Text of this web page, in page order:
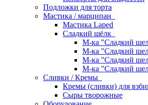
Подложки для торта
Мастика / марципан
Мастика Laped
Сладкий шёлк
М-ка "Сладкий
М-ка "Сладкий
М-ка "Сладкий
М-ка "Сладкий
Сливки / Кремы
Кремы (сливки) для
Сыры творожные